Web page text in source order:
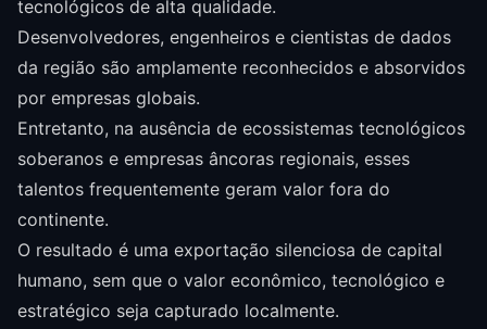
tecnológicos de alta qualidade.
Desenvolvedores, engenheiros e cientistas de dados
da região são amplamente reconhecidos e absorvidos
por empresas globais.
Entretanto, na ausência de ecossistemas tecnológicos
soberanos e empresas âncoras regionais, esses
talentos frequentemente geram valor fora do
continente.
O resultado é uma exportação silenciosa de capital
humano, sem que o valor econômico, tecnológico e
estratégico seja capturado localmente.